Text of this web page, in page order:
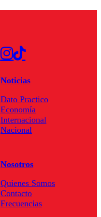
Noticias
Dato Practico
Economía
Internacional
Nacional
Nosotros
Quienes Somos
Contacto
Frecuencias